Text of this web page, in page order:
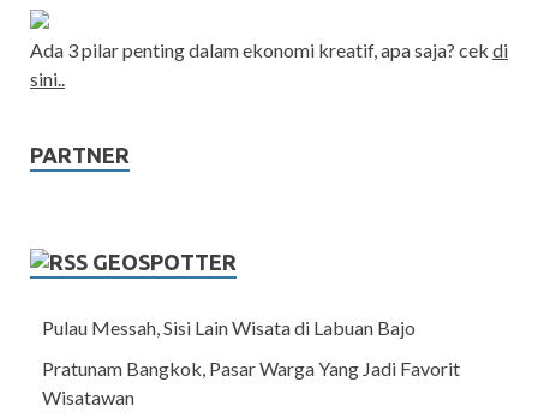
Ada 3 pilar penting dalam ekonomi kreatif, apa saja? cek di
sini..
PARTNER
GEOSPOTTER
Pulau Messah, Sisi Lain Wisata di Labuan Bajo
Pratunam Bangkok, Pasar Warga Yang Jadi Favorit
Wisatawan